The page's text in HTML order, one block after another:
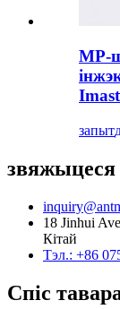
МР-
запыт
звяжыцеся
18 Jinhui
Кітай
Тэл.: +86
Спіс